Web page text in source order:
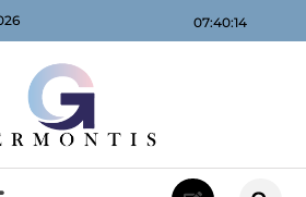
07:40:15